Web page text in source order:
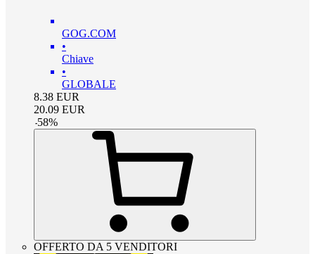
GOG.COM
•
Chiave
•
GLOBALE
8.38 EUR
20.09 EUR
-58%
OFFERTO DA 5 VENDITORI